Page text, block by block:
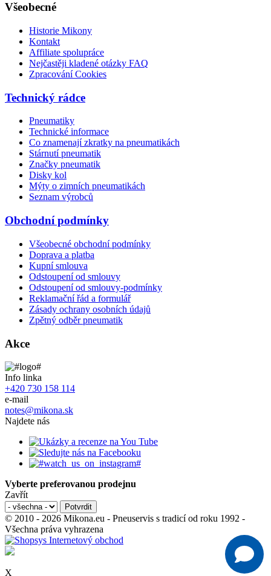
Všeobecné
Historie Mikony
Kontakt
Affiliate spolupráce
Nejčastěji kladené otázky FAQ
Zpracování Cookies
Technický rádce
Pneumatiky
Technické informace
Co znamenají zkratky na pneumatikách
Stárnutí pneumatik
Značky pneumatik
Disky kol
Mýty o zimních pneumatikách
Seznam výrobců
Obchodní podmínky
Všeobecné obchodní podmínky
Doprava a platba
Kupní smlouva
Odstoupení od smlouvy
Odstoupení od smlouvy-podmínky
Reklamační řád a formulář
Zásady ochrany osobních údajů
Zpětný odběr pneumatik
Akce
Info linka
+420 730 158 114
e-mail
notes@mikona.sk
Najdete nás
Vyberte preferovanou prodejnu
Zavřít
© 2010 - 2026 Mikona.eu - Pneuservis s tradicí od roku 1992 -
Všechna práva vyhrazena
X